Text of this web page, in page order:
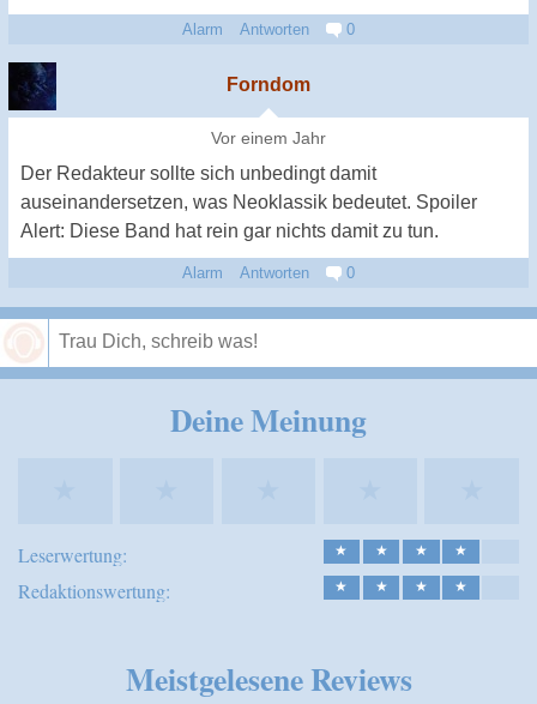
Alarm Antworten 0
Forndom
Vor einem Jahr
Der Redakteur sollte sich unbedingt damit
auseinandersetzen, was Neoklassik bedeutet. Spoiler
Alert: Diese Band hat rein gar nichts damit zu tun.
Alarm Antworten 0
Deine Meinung
Leserwertung: ★ ★ ★ ★
Redaktionswertung: ★ ★ ★ ★
Meistgelesene Reviews